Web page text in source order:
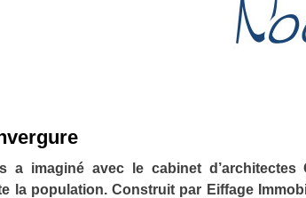
a imaginé avec le cabinet
la population. Construit par Eiffage